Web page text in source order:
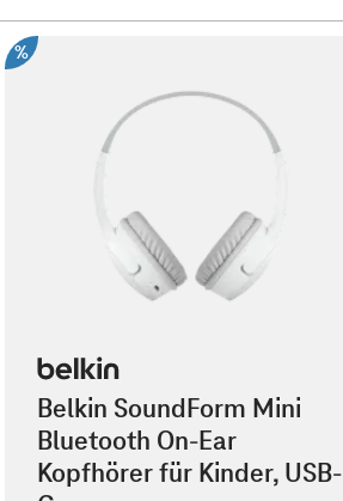
%
Belkin SoundForm Mini
Bluetooth On-Ear
Kopfhörer für Kinder, USB-